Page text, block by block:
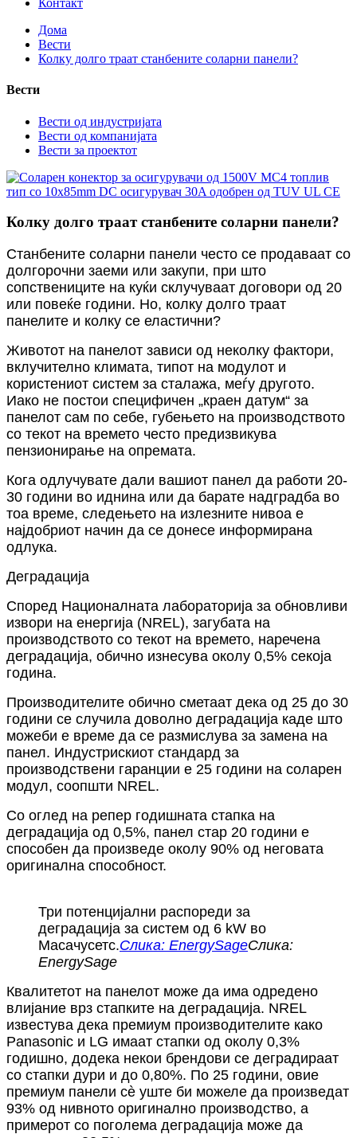
Контакт
Дома
Вести
Колку долго траат станбените соларни панели?
Вести
Вести од индустријата
Вести од компанијата
Вести за проектот
Колку долго траат станбените соларни панели?
Станбените соларни панели често се продаваат со
долгорочни заеми или закупи, при што
сопствениците на куќи склучуваат договори од 20
или повеќе години. Но, колку долго траат
панелите и колку се еластични?
Животот на панелот зависи од неколку фактори,
вклучително климата, типот на модулот и
користениот систем за сталажа, меѓу другото.
Иако не постои специфичен „краен датум“ за
панелот сам по себе, губењето на производството
со текот на времето често предизвикува
пензионирање на опремата.
Кога одлучувате дали вашиот панел да работи 20-
30 години во иднина или да барате надградба во
тоа време, следењето на излезните нивоа е
најдобриот начин да се донесе информирана
одлука.
Деградација
Според Националната лабораторија за обновливи
извори на енергија (NREL), загубата на
производството со текот на времето, наречена
деградација, обично изнесува околу 0,5% секоја
година.
Производителите обично сметаат дека од 25 до 30
години се случила доволно деградација каде што
можеби е време да се размислува за замена на
панел. Индустрискиот стандард за
производствени гаранции е 25 години на соларен
модул, соопшти NREL.
Со оглед на репер годишната стапка на
деградација од 0,5%, панел стар 20 години е
способен да произведе околу 90% од неговата
оригинална способност.
Три потенцијални распореди за
деградација за систем од 6 kW во
Масачусетс.Слика: EnergySageСлика:
EnergySage
Квалитетот на панелот може да има одредено
влијание врз стапките на деградација. NREL
известува дека премиум производителите како
Panasonic и LG имаат стапки од околу 0,3%
годишно, додека некои брендови се деградираат
со стапки дури и до 0,80%. По 25 години, овие
премиум панели сè уште би можеле да произведат
93% од нивното оригинално производство, а
примерот со поголема деградација може да